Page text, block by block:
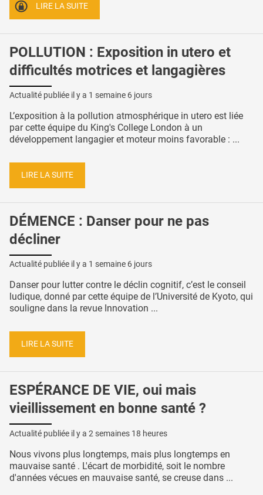
LIRE LA SUITE
POLLUTION : Exposition in utero et
difficultés motrices et langagières
Actualité publiée il y a 1 semaine 6 jours
L’exposition à la pollution atmosphérique in utero est liée
par cette équipe du King's College London à un
développement langagier et moteur moins favorable : ...
LIRE LA SUITE
DÉMENCE : Danser pour ne pas
décliner
Actualité publiée il y a 1 semaine 6 jours
Danser pour lutter contre le déclin cognitif, c’est le conseil
ludique, donné par cette équipe de l’Université de Kyoto, qui
souligne dans la revue Innovation ...
LIRE LA SUITE
ESPÉRANCE DE VIE, oui mais
vieillissement en bonne santé ?
Actualité publiée il y a 2 semaines 18 heures
Nous vivons plus longtemps, mais plus longtemps en
mauvaise santé . L'écart de morbidité, soit le nombre
d'années vécues en mauvaise santé, se creuse dans ...